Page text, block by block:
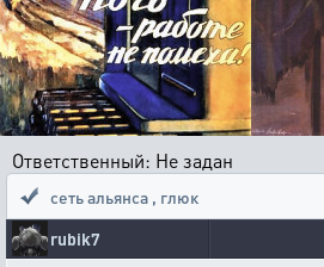
Ответственный: Не задан
сеть альянса , глюк
rubik7